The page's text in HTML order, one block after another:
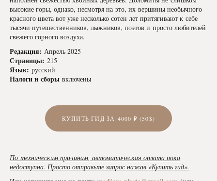
высокие горы, однако, несмотря на это, их вершины необычного
красного цвета вот уже несколько сотен лет притягивают к себе
тысячи путешественников, лыжников, поэтов и просто любителей
свежего горного воздуха.
Редакция: Апрель 2025
Страницы: 215
Язык: русский
Налоги и сборы включены
КУПИТЬ ГИД ЗА 4000 ₽ (50$)
По техническим причинам, автоматическая оплата пока
недоступна. Просто отправьте запрос нажав «Купить гид».